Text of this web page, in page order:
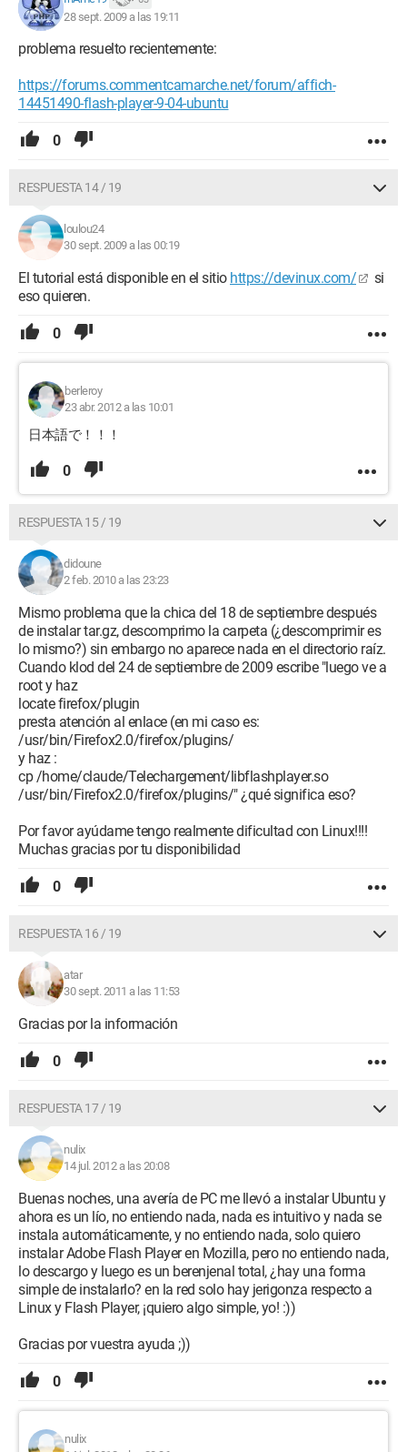
28 sept. 2009 a las 19:11
problema resuelto recientemente:
https://forums.commentcamarche.net/forum/affich-
14451490-flash-player-9-04-ubuntu
0
RESPUESTA 14 / 19
loulou24
30 sept. 2009 a las 00:19
El tutorial está disponible en el sitio https://devinux.com/
si
eso quieren.
0
berleroy
23 abr. 2012 a las 10:01
日本語で！！！
0
RESPUESTA 15 / 19
didoune
2 feb. 2010 a las 23:23
Mismo problema que la chica del 18 de septiembre después
de instalar tar.gz, descomprimo la carpeta (¿descomprimir es
lo mismo?) sin embargo no aparece nada en el directorio raíz.
Cuando klod del 24 de septiembre de 2009 escribe "luego ve a
root y haz
locate firefox/plugin
presta atención al enlace (en mi caso es:
/usr/bin/Firefox2.0/firefox/plugins/
y haz :
cp /home/claude/Telechargement/libflashplayer.so
/usr/bin/Firefox2.0/firefox/plugins/" ¿qué significa eso?
Por favor ayúdame tengo realmente dificultad con Linux!!!!
Muchas gracias por tu disponibilidad
0
RESPUESTA 16 / 19
atar
30 sept. 2011 a las 11:53
Gracias por la información
0
RESPUESTA 17 / 19
nulix
14 jul. 2012 a las 20:08
Buenas noches, una avería de PC me llevó a instalar Ubuntu y
ahora es un lío, no entiendo nada, nada es intuitivo y nada se
instala automáticamente, y no entiendo nada, solo quiero
instalar Adobe Flash Player en Mozilla, pero no entiendo nada,
lo descargo y luego es un berenjenal total, ¿hay una forma
simple de instalarlo? en la red solo hay jerigonza respecto a
Linux y Flash Player, ¡quiero algo simple, yo! :))
Gracias por vuestra ayuda ;))
0
nulix